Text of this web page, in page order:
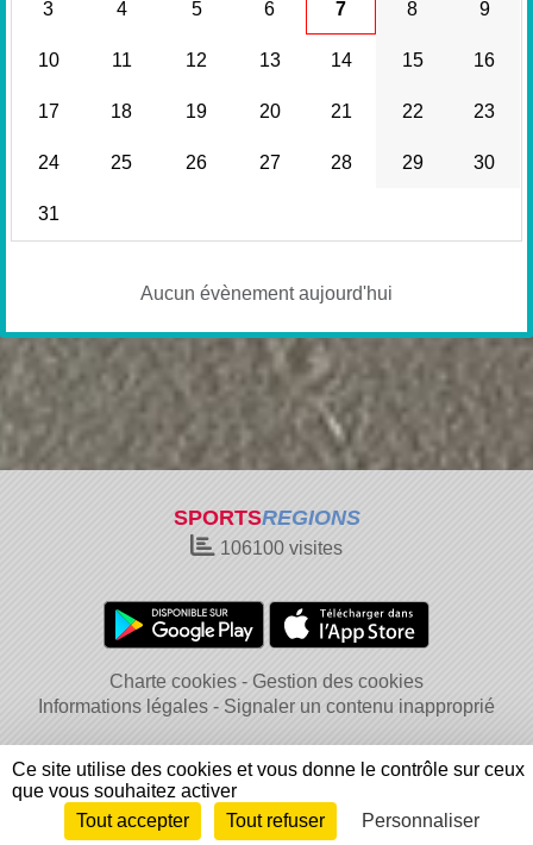
3 4 5 6 7 8 9
10 11 12 13 14 15 16
17 18 19 20 21 22 23
24 25 26 27 28 29 30
31
Aucun évènement aujourd'hui
SPORTSREGIONS
106100 visites
Charte cookies
Gestion des cookies
Informations légales
Signaler un contenu inapproprié
Envie de participer ? Connexion
Ce site utilise des cookies et vous donne le contrôle sur ceux
que vous souhaitez activer
Tout accepter
Tout refuser Personnaliser